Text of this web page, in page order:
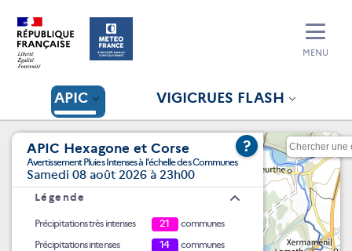
APIC VIGICRUES FLASH
MENU
APIC Hexagone et Corse
Avertissement Pluies Intenses à l'échelle des Communes
Samedi 08 août 2026 à 23h00
?
Légende
Précipitations très intenses 21
communes
Précipitations intenses
14
communes